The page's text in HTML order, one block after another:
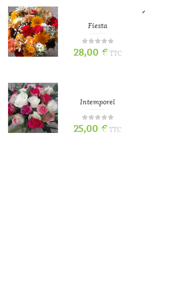
Fiesta
28,00 € TTC
Intemporel
25,00 € TTC